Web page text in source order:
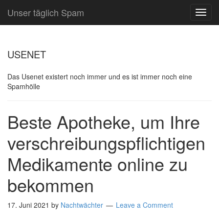
Unser täglich Spam
USENET
Das Usenet existert noch immer und es ist immer noch eine
Spamhölle
Beste Apotheke, um Ihre
verschreibungspflichtigen
Medikamente online zu
bekommen
17. Juni 2021 by Nachtwächter Leave a Comment